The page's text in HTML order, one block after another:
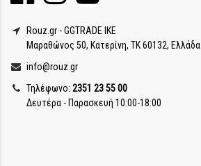
Rouz.gr - GGTRADE IKE
Μαραθώνος 50, Κατερίνη, ΤΚ 60132, Ελλάδα
info@rouz.gr
Τηλέφωνο: 2351 23 55 00
Δευτέρα - Παρασκευή 10:00-18:00